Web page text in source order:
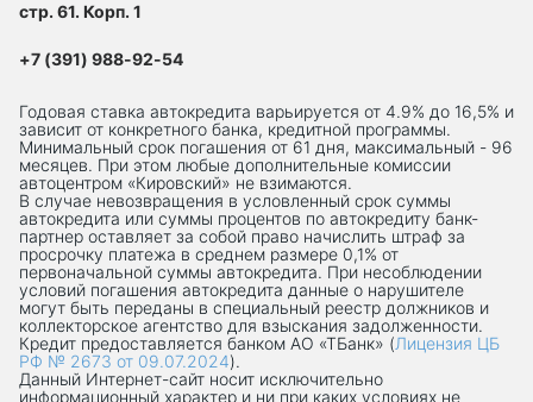
стр. 61. Корп. 1
+7 (391) 988-92-54
Годовая ставка автокредита варьируется от 4.9% до 16,5% и
зависит от конкретного банка, кредитной программы.
Минимальный срок погашения от 61 дня, максимальный - 96
месяцев. При этом любые дополнительные комиссии
автоцентром «Кировский» не взимаются.
В случае невозвращения в условленный срок суммы
автокредита или суммы процентов по автокредиту банк-
партнер оставляет за собой право начислить штраф за
просрочку платежа в среднем размере 0,1% от
первоначальной суммы автокредита. При несоблюдении
условий погашения автокредита данные о нарушителе
могут быть переданы в специальный реестр должников и
коллекторское агентство для взыскания задолженности.
Кредит предоставляется банком АО «ТБанк» (Лицензия ЦБ
РФ № 2673 от 09.07.2024).
Данный Интернет-сaйт носит исключительно
информационный характер и ни при каких условиях не